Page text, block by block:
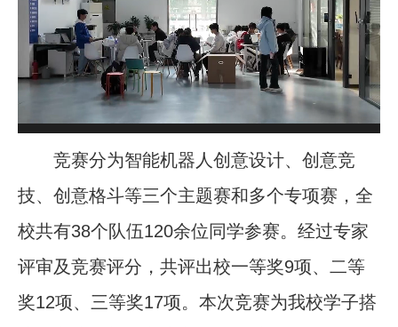
竞赛分为智能机器人创意设计、创意竞
技、创意格斗等三个主题赛和多个专项赛，全
校共有38个队伍120余位同学参赛。经过专家
评审及竞赛评分，共评出校一等奖9项、二等
奖12项、三等奖17项。本次竞赛为我校学子搭